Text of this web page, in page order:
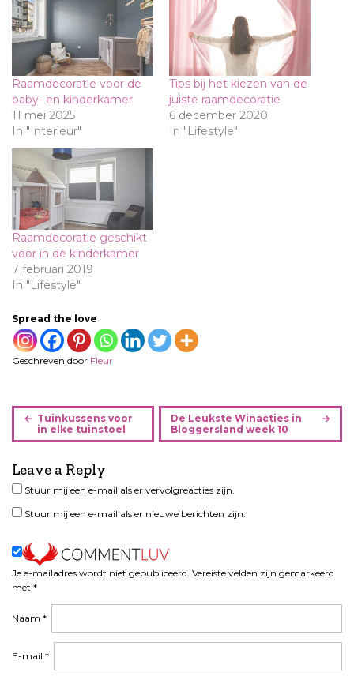
Raamdecoratie voor de
baby- en kinderkamer
11 mei 2025
In "Interieur"
Tips bij het kiezen van de
juiste raamdecoratie
6 december 2020
In "Lifestyle"
Raamdecoratie geschikt
voor in de kinderkamer
7 februari 2019
In "Lifestyle"
Spread the love
Geschreven door Fleur
B
r
i
c
t
a
v
i
a
i
Tuinkussens voor
in elke tuinstoel
De Leukste Winacties in
Bloggersland week 10
Leave a Reply
Je e-mailadres wordt niet gepubliceerd. Vereiste velden zijn gemarkeerd
met *
Naam *
E-mail *
Stuur mij een e-mail als er vervolgreacties zijn.
Stuur mij een e-mail als er nieuwe berichten zijn.